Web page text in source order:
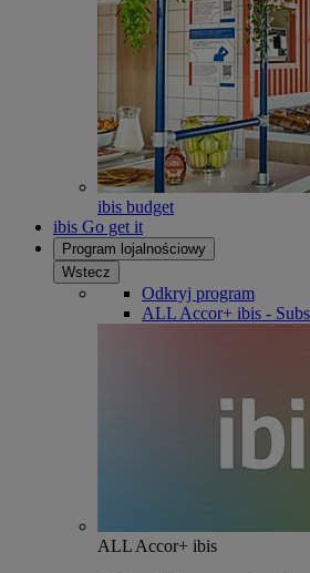
ibis budget
ibis Go get it
Program lojalnościowy
Wstecz
Odkryj program
ALL Accor+ ibis -
ALL Accor+ ibis